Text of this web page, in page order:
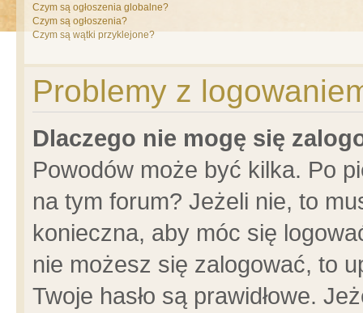
Czym są ogłoszenia globalne?
Czym są ogłoszenia?
Czym są wątki przyklejone?
Problemy z
Dlaczego nie mogę się
Powodów może być kilka. Po
na tym forum? Jeżeli nie, to
konieczna, aby móc się
nie możesz się zalogować, to
Twoje hasło są prawidłowe.